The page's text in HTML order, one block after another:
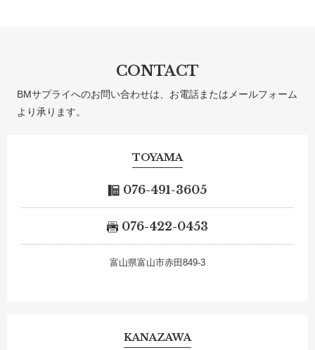
CONTACT
BMサプライへのお問い合わせは、お電話またはメールフォーム
より承ります。
TOYAMA
076-491-3605
076-422-0453
富山県富山市赤田849-3
KANAZAWA